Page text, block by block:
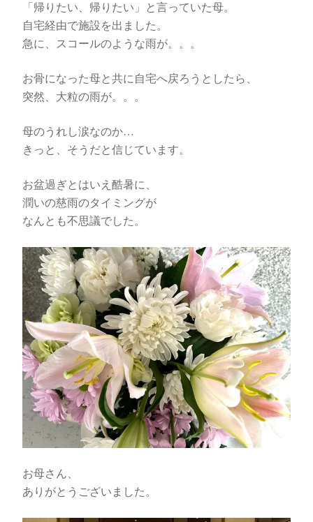
「帰りたい、帰りたい」と言っていた母。
自宅経由で施設を出ました。
急に、スコールのような雨が。。。
お骨になった母と共に自宅へ戻ろうとしたら、
突然、大粒の雨が。。。
母のうれし涙なのか…
きっと、そうだと信じています。
お盆過ぎとはいえ酷暑に、
潤いの慈雨のタイミングが
なんとも不思議でした。
お母さん、
ありがとうございました。